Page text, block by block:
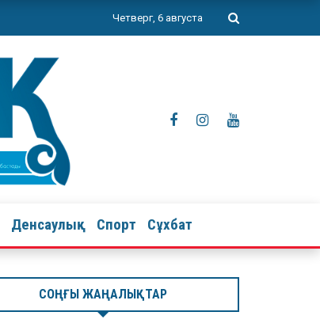
Четверг, 6 августа
Денсаулық Спорт Сұхбат
СОҢҒЫ ЖАҢАЛЫҚТАР